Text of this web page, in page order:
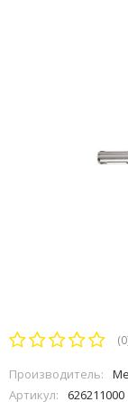
Производитель:
Артикул:
626211000